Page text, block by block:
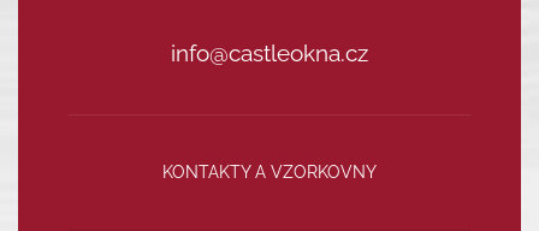
info@castleokna.cz
KONTAKTY A VZORKOVNY